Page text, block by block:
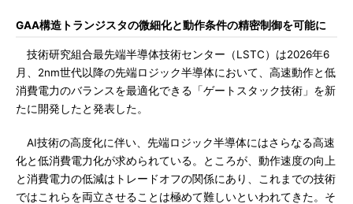
GAA構造トランジスタの微細化と動作条件の精密制御を可能に
技術研究組合最先端半導体技術センター（LSTC）は2026年6
月、2nm世代以降の先端ロジック半導体において、高速動作と低
消費電力のバランスを最適化できる「ゲートスタック技術」を新
たに開発したと発表した。
AI技術の高度化に伴い、先端ロジック半導体にはさらなる高速
化と低消費電力化が求められている。ところが、動作速度の向上
と消費電力の低減はトレードオフの関係にあり、これまでの技術
ではこれらを両立させることは極めて難しいといわれてきた。そ